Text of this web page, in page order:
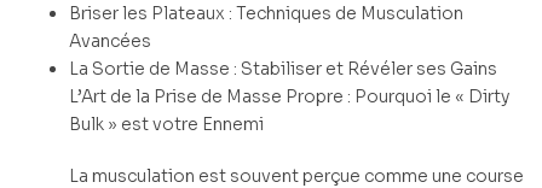
Briser les Plateaux : Techniques de Musculation
Avancées
La Sortie de Masse : Stabiliser et Révéler ses Gains
L’Art de la Prise de Masse Propre : Pourquoi le « Dirty
Bulk » est votre Ennemi
La musculation est souvent perçue comme une course